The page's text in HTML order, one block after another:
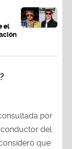
el
por
conductor del
que